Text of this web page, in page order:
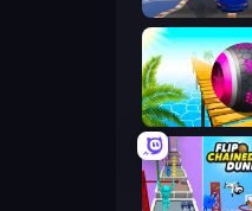
Mega Ramp
Rolling Balls